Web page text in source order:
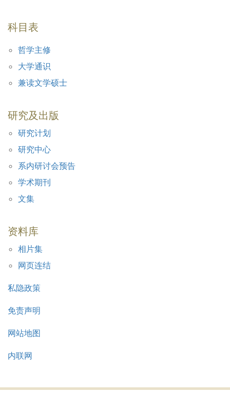
科目表
哲学主修
大学通识
兼读文学硕士
研究及出版
研究计划
研究中心
系内研讨会预告
学术期刊
文集
资料库
相片集
网页连结
私隐政策
免责声明
网站地图
内联网